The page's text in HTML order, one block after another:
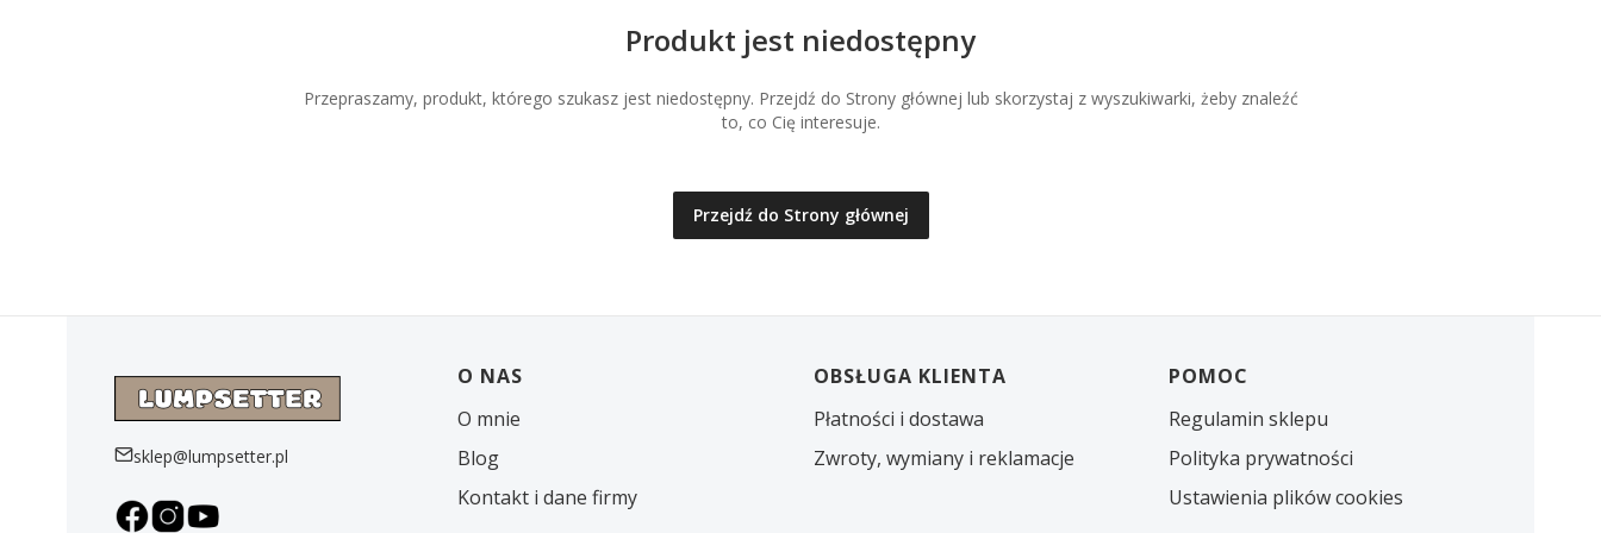
Produkt jest niedostępny
Przepraszamy, produkt, którego szukasz jest niedostępny. Przejdź do Strony głównej lub skorzystaj z wyszukiwarki, żeby znaleźć
to, co Cię interesuje.
Przejdź do Strony głównej
sklep@lumpsetter.pl
Linki w stopce
O NAS
O mnie
Blog
Kontakt i dane firmy
OBSŁUGA KLIENTA
Płatności i dostawa
Zwroty, wymiany i reklamacje
POMOC
Regulamin sklepu
Polityka prywatności
Ustawienia plików cookies